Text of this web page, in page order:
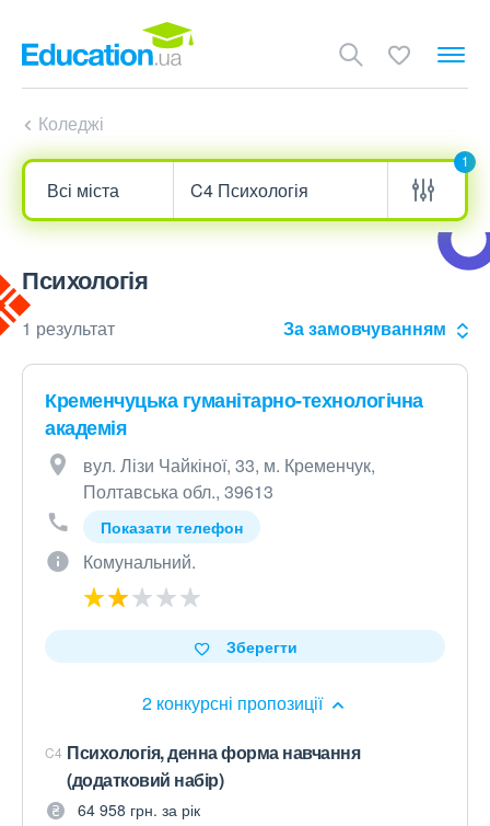
Коледжі
1
Психологія
1 результат За замовчуванням
Кременчуцька гуманітарно-технологічна
академія
вул. Лізи Чайкіної, 33, м. Кременчук,
Полтавська обл., 39613
Показати телефон
Комунальний.
2 конкурсні пропозиції
Зберегти
C4 Психологія, денна форма навчання
(додатковий набір)
64 958 грн. за рік